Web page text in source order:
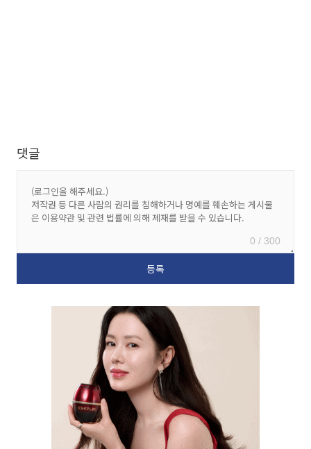
댓글
0 / 300